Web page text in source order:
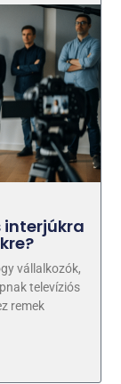
interjúkra
vállalkozók,
televíziós
remek